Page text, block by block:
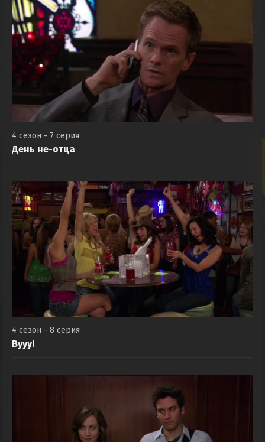
4 сезон - 7 серия
День не-отца
4 сезон - 8 серия
Вууу!